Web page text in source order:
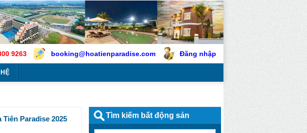
9263 booking@hoatienparadise.com Đăng nhập
Paradise 2025 Tìm kiếm bất động sản